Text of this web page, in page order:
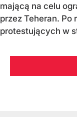
mającą na celu
przez Teheran. Po
protestujących w